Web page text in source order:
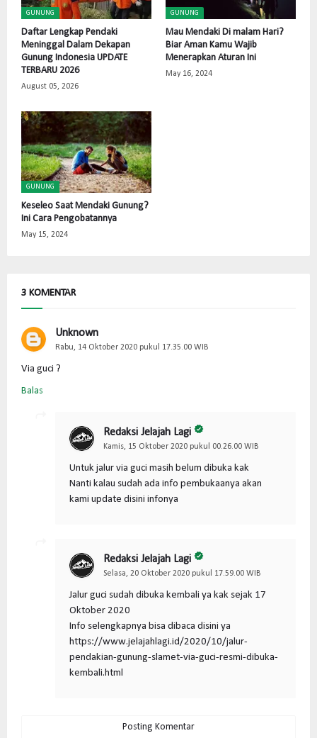
GUNUNG
Daftar Lengkap Pendaki
Meninggal Dalam Dekapan
Gunung Indonesia UPDATE
TERBARU 2026
August 05, 2026
GUNUNG
Mau Mendaki Di malam Hari?
Biar Aman Kamu Wajib
Menerapkan Aturan Ini
May 16, 2024
GUNUNG
Keseleo Saat Mendaki Gunung?
Ini Cara Pengobatannya
May 15, 2024
3 KOMENTAR
Unknown
Rabu, 14 Oktober 2020 pukul 17.35.00 WIB
Via guci ?
Balas
Redaksi Jelajah Lagi
Kamis, 15 Oktober 2020 pukul 00.26.00 WIB
Untuk jalur via guci masih belum dibuka kak
Nanti kalau sudah ada info pembukaanya akan
kami update disini infonya
Redaksi Jelajah Lagi
Selasa, 20 Oktober 2020 pukul 17.59.00 WIB
Jalur guci sudah dibuka kembali ya kak sejak 17
Oktober 2020
Info selengkapnya bisa dibaca disini ya
https://www.jelajahlagi.id/2020/10/jalur-
pendakian-gunung-slamet-via-guci-resmi-dibuka-
kembali.html
Posting Komentar